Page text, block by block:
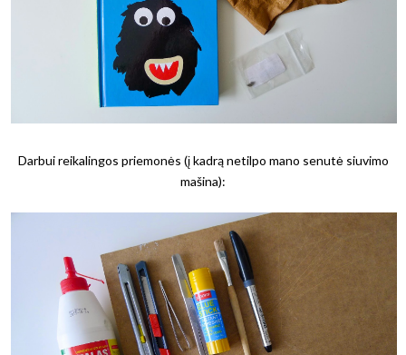
Darbui reikalingos priemonės (į kadrą netilpo mano senutė siuvimo
mašina):